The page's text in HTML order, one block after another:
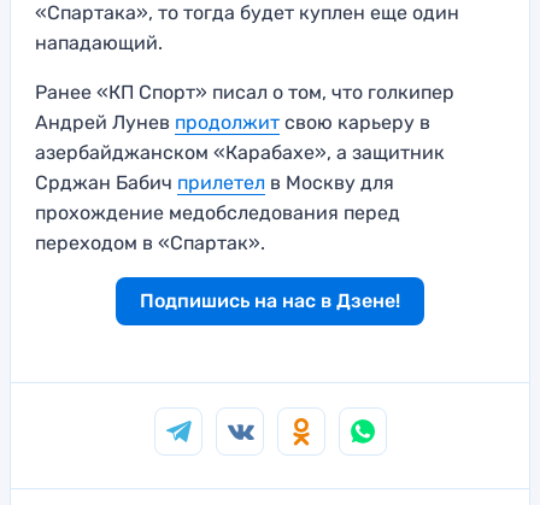
«Спартака», то тогда будет куплен еще один
нападающий.
Ранее «КП Спорт» писал о том, что голкипер
Андрей Лунев продолжит свою карьеру в
азербайджанском «Карабахе», а защитник
Срджан Бабич прилетел в Москву для
прохождение медобследования перед
переходом в «Спартак».
Подпишись на нас в Дзене!